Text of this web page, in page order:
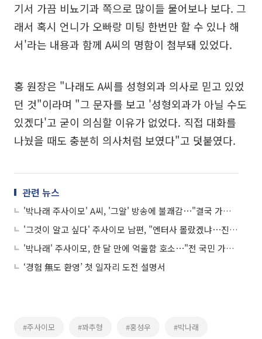
기서 가끔 비뇨기과 쪽으로 많이들 물어보나 보다. 그
래서 혹시 언니가 오빠랑 미팅 한번만 할 수 있나 해
서'라는 내용과 함께 A씨의 명함이 첨부돼 있었다.
홍 원장은 "나래도 A씨를 성형외과 의사로 믿고 있었
던 것"이라며 "그 문자를 보고 '성형외과가 아닐 수도
있겠다'고 굳이 의심할 이유가 없었다. 직접 대화를
나눴을 때도 충분히 의사처럼 보였다"고 덧붙였다.
관련 뉴스
'박나래 주사이모' A씨, '그알' 방송에 불쾌감⋯"결국 가십거리, 알 권리 포장한 폭력"
'그것이 알고 싶다' 주사이모 남편, "엔터사 몰랐겠냐⋯진짜 '주사이모' 따로 있어"
'박나래' 주사이모, 한 달 만에 억울함 호소⋯"전 국민 가십거리 돼"
‘경험 無도 환영’ 첫 일자리 도전 설명서
#주사이모 #꽈추형 #홍성우 #박나래